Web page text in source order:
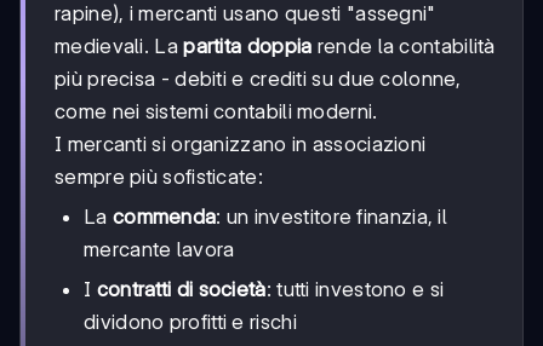
rapine), i mercanti usano questi "assegni"
medievali. Lapartita doppia rende la contabilità
più precisa - debiti e crediti su due colonne,
come nei sistemi contabili moderni.
I mercanti si organizzano in associazioni
sempre più sofisticate:
La commenda: un investitore finanzia, il
mercante lavora
I contratti di società: tutti investono e si
dividono profitti e rischi